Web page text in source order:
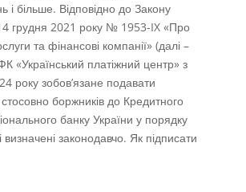
і більше. Відповідно до Закону
грудня 2021 року № 1953-IX «Про
та фінансові компанії» (далі –
«Український платіжний центр» з
року зобов’язане подавати
боржників до Кредитного
банку України у порядку
визначені законодавчо. Як підписати